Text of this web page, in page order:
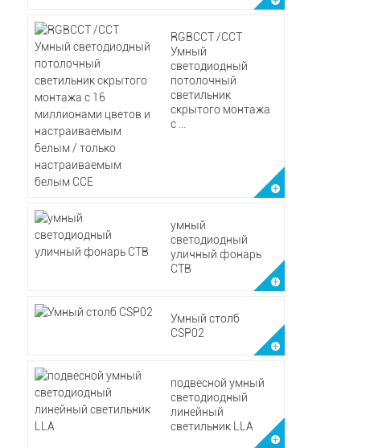
RGBCCT /CCT
Умный
светодиодный
потолочный
светильник
скрытого монтажа
с ...
умный
светодиодный
уличный фонарь
CTB
Умный столб
CSP02
подвесной умный
светодиодный
линейный
светильник LLA